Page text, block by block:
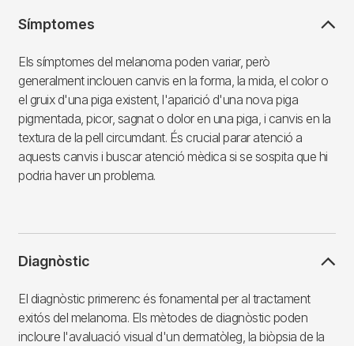
Símptomes
Els símptomes del melanoma poden variar, però
generalment inclouen canvis en la forma, la mida, el color o
el gruix d'una piga existent, l'aparició d'una nova piga
pigmentada, picor, sagnat o dolor en una piga, i canvis en la
textura de la pell circumdant. És crucial parar atenció a
aquests canvis i buscar atenció mèdica si se sospita que hi
podria haver un problema.
Diagnòstic
El diagnòstic primerenc és fonamental per al tractament
exitós del melanoma. Els mètodes de diagnòstic poden
incloure l'avaluació visual d'un dermatòleg, la biòpsia de la